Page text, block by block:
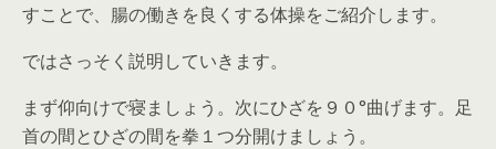
すことで、腸の働きを良くする体操をご紹介します。
ではさっそく説明していきます。
まず仰向けで寝ましょう。次にひざを９０°曲げます。足
首の間とひざの間を拳１つ分開けましょう。